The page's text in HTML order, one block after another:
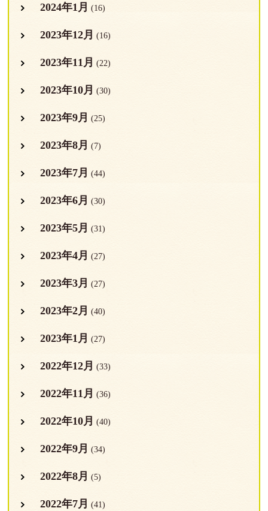
2024年1月 (16)
2023年12月 (16)
2023年11月 (22)
2023年10月 (30)
2023年9月 (25)
2023年8月 (7)
2023年7月 (44)
2023年6月 (30)
2023年5月 (31)
2023年4月 (27)
2023年3月 (27)
2023年2月 (40)
2023年1月 (27)
2022年12月 (33)
2022年11月 (36)
2022年10月 (40)
2022年9月 (34)
2022年8月 (5)
2022年7月 (41)